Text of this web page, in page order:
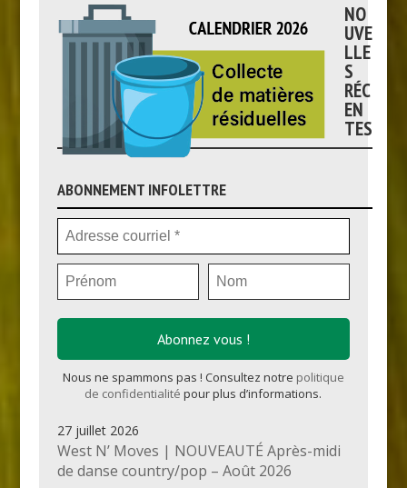
ABONNEMENT INFOLETTRE
Nous ne spammons pas ! Consultez notre politique
de confidentialité pour plus d’informations.
NO
UVE
LLE
S
RÉC
EN
TES
27 juillet 2026
West N’ Moves | NOUVEAUTÉ Après-midi
de danse country/pop – Août 2026